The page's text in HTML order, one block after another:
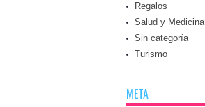
Regalos
Salud y Medicina
Sin categoría
Turismo
META